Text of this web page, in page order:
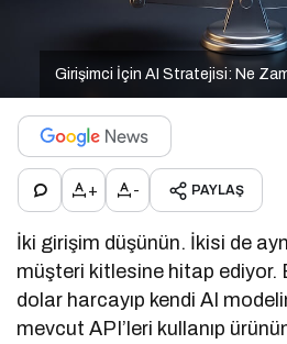
Girişimci İçin AI Stratejisi: Ne
+ - PAYLAŞ
İki girişim düşünün. İkisi de
müşteri kitlesine hitap ediyor.
dolar harcayıp kendi AI
mevcut API’leri kullanıp